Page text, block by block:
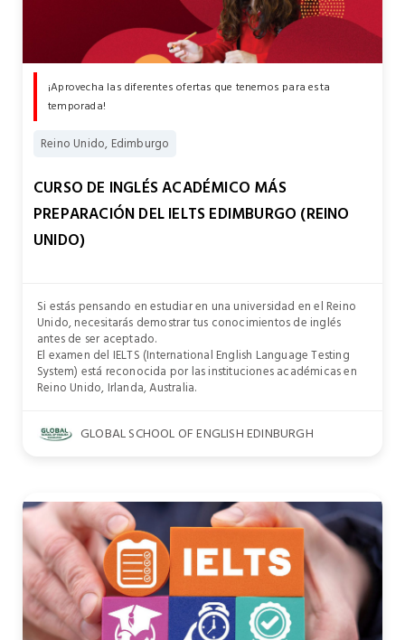
¡Aprovecha las diferentes ofertas que tenemos para esta
temporada!
Reino Unido, Edimburgo
CURSO DE INGLÉS ACADÉMICO MÁS
PREPARACIÓN DEL IELTS EDIMBURGO (REINO
UNIDO)
Si estás pensando en estudiar en una universidad en el Reino
Unido, necesitarás demostrar tus conocimientos de inglés
antes de ser aceptado.
El examen del IELTS (International English Language Testing
System) está reconocida por las instituciones académicas en
Reino Unido, Irlanda, Australia.
GLOBAL SCHOOL OF ENGLISH EDINBURGH